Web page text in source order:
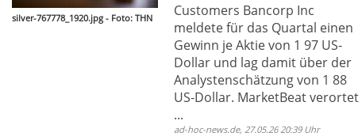
silver-767778_1920.jpg - Foto: THN
Customers Bancorp Inc
meldete für das Quartal einen
Gewinn je Aktie von 1 97 US-
Dollar und lag damit über der
Analystenschätzung von 1 88
US-Dollar. MarketBeat verortet
...
ad-hoc-news.de, 27.05.26 20:39 Uhr